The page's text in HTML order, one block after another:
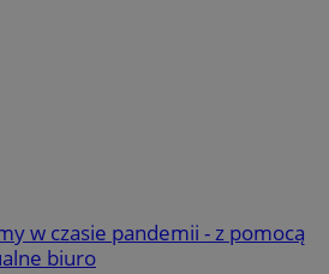
w czasie pandemii - z pomocą
biuro